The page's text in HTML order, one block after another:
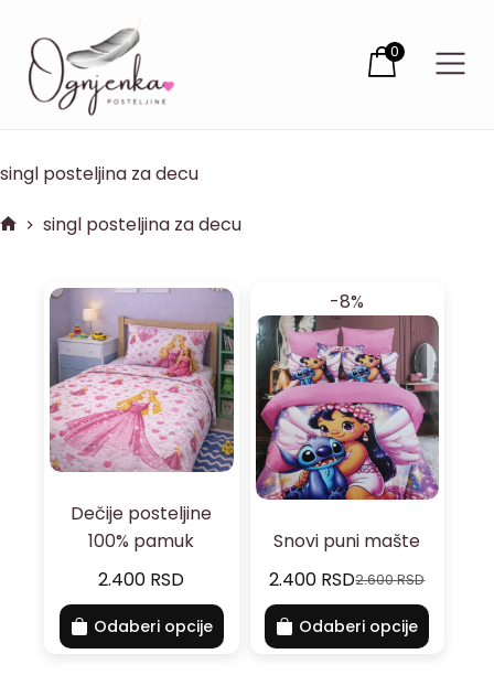
0
singl posteljina za decu
singl posteljina za decu
Dečije posteljine
100% pamuk
2.400 RSD
Odaberi opcije
-8%
Snovi puni mašte
2.600RSD
2.400 RSD
Odaberi opcije